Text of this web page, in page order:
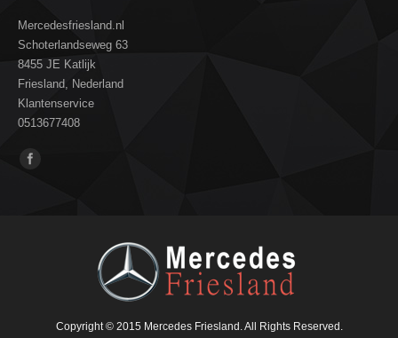
Mercedesfriesland.nl
Schoterlandseweg 63
8455 JE Katlijk
Friesland, Nederland
Klantenservice
0513677408
Vind ons op:
Copyright © 2015 Mercedes Friesland. All Rights Reserved.